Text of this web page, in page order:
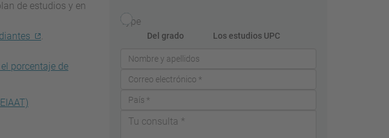
de estudios y en
.
porcentaje de
Type
Del grado Los estudios UPC